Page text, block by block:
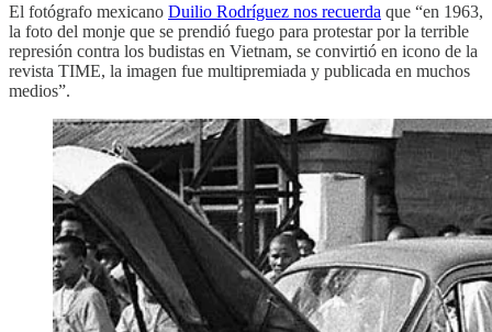
El fotógrafo mexicano Duilio Rodríguez nos recuerda que “en 1963,
la foto del monje que se prendió fuego para protestar por la terrible
represión contra los budistas en Vietnam, se convirtió en icono de la
revista TIME, la imagen fue multipremiada y publicada en muchos
medios”.